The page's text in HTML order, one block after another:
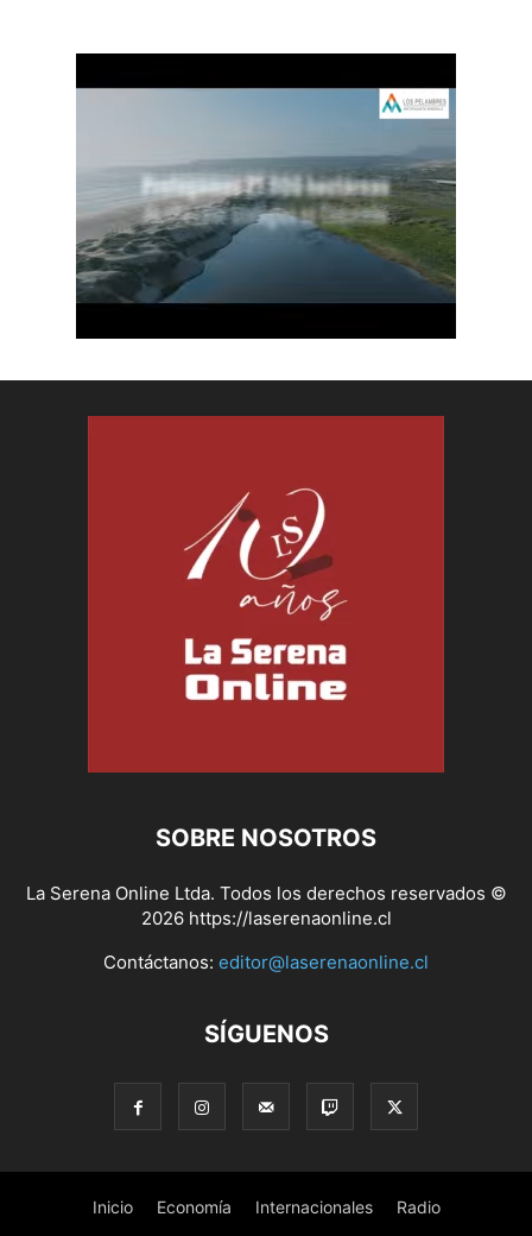
SOBRE NOSOTROS
La Serena Online Ltda. Todos los derechos reservados ©
2026 https://laserenaonline.cl
Contáctanos: editor@laserenaonline.cl
SÍGUENOS
Inicio Economía Internacionales Radio